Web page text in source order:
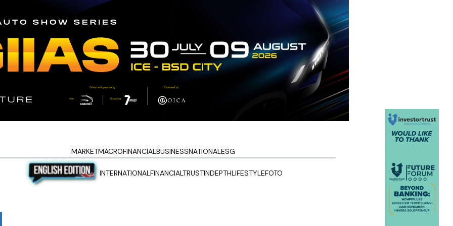
MARKETMACROFINANCIALBUSINESSNATIONALESG
INTERNATIONALFINANCIALTRUSTINDEPTHLIFESTYLEFOTO